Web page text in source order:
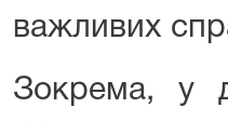
важливих
Зокрема, у